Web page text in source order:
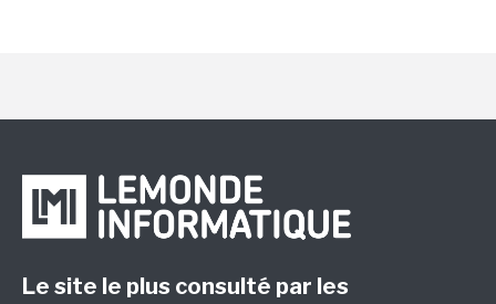
Le site le plus consulté par les